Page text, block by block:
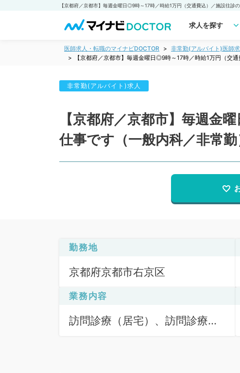
求人を探す
医師求人・転職のマイナビDOCTOR 非常勤(アルバイト)医師求
【京都府／京都市】毎週金曜日◎9時～17時／時給1万円（交
非常勤(アルバイト)求人
【京都府／京都市】毎週金
仕事です（一般内科／非常勤
勤務地
京都府京都市右京区
業務内容
訪問診療（居宅）、訪問診療